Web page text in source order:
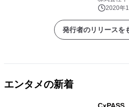
2020年
発行者のリリースを
エンタメの新着